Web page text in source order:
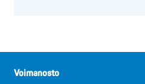
Voimanosto